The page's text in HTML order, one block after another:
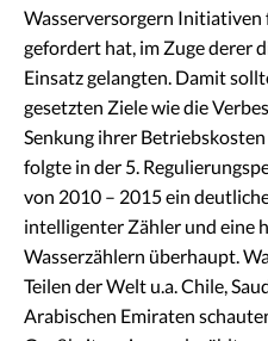
Wasserversorgern Initiativen
gefordert hat, im Zuge derer
Einsatz gelangten. Damit
gesetzten Ziele wie die
Senkung ihrer
folgte in der 5.
von 2010 – 2015 ein
intelligenter Zähler und eine
Wasserzählern überhaupt.
Teilen der Welt u.a. Chile,
Arabischen Emiraten